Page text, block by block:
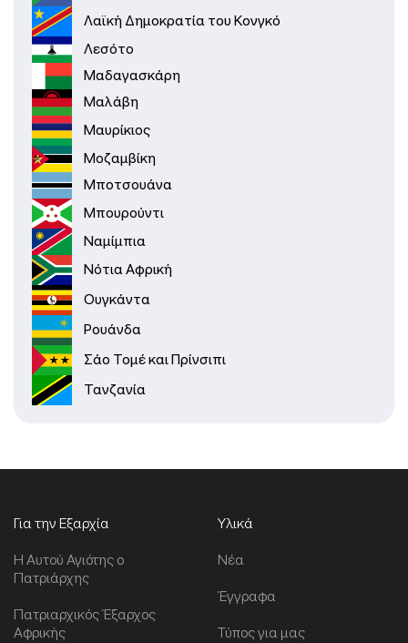
Λαϊκή Δημοκρατία του Κονγκό
Λεσότο
Μαδαγασκάρη
Μαλάβη
Μαυρίκιος
Μοζαμβίκη
Μποτσουάνα
Μπουρούντι
Ναμίμπια
Νότια Αφρική
Ουγκάντα
Ρουάνδα
Σάο Τομέ και Πρίνσιπι
Τανζανία
Για την Εξαρχία
Η Αυτού Αγιότης ο
Πατριάρχης
Πατριαρχικός Έξαρχος
Αφρικής
Υλικά
Νέα
Έγγραφα
Τύπος για μας